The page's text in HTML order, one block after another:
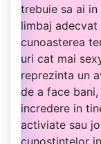
trebuie sa ai
limbaj
cunoasterea
uri cat mai
reprezinta un
de a face
incredere in
activiate sau
cunostintelor